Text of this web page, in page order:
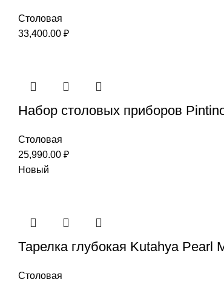
Столовая
33,400.00 ₽
Набор столовых приборов
Столовая
25,990.00 ₽
Новый
Тарелка глубокая Kutahya Pearl
Столовая